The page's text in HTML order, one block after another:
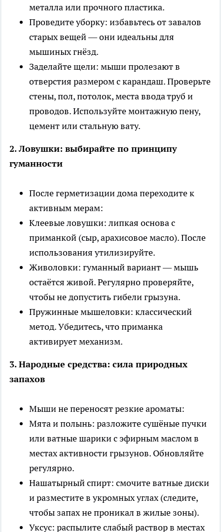
металла или прочного пластика.
Проведите уборку: избавьтесь от завалов
старых вещей — они идеальны для
мышиных гнёзд.
Заделайте щели: мыши пролезают в
отверстия размером с карандаш. Проверьте
стены, пол, потолок, места ввода труб и
проводов. Используйте монтажную пену,
цемент или стальную вату.
2. Ловушки: выбирайте по принципу
гуманности
После герметизации дома переходите к
активным мерам:
Клеевые ловушки: липкая основа с
приманкой (сыр, арахисовое масло). После
использования утилизируйте.
Живоловки: гуманный вариант — мышь
остаётся живой. Регулярно проверяйте,
чтобы не допустить гибели грызуна.
Пружинные мышеловки: классический
метод. Убедитесь, что приманка
активирует механизм.
3. Народные средства: сила природных
запахов
Мыши не переносят резкие ароматы:
Мята и полынь: разложите сушёные пучки
или ватные шарики с эфирным маслом в
местах активности грызунов. Обновляйте
регулярно.
Нашатырный спирт: смочите ватные диски
и разместите в укромных углах (следите,
чтобы запах не проникал в жилые зоны).
Уксус: распылите слабый раствор в местах